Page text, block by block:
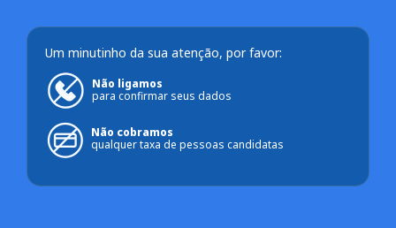
Um minutinho da sua atenção, por favor:
Não ligamos
para confirmar seus dados
Não cobramos
qualquer taxa de pessoas candidatas